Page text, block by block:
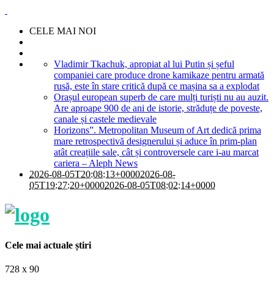
CELE MAI NOI
Vladimir Tkachuk, apropiat al lui Putin și șeful
companiei care produce drone kamikaze pentru armată
rusă, este în stare critică după ce mașina sa a explodat
Orașul european superb de care mulți turiști nu au auzit.
Are aproape 900 de ani de istorie, străduțe de poveste,
canale și castele medievale
Horizons”. Metropolitan Museum of Art dedică prima
mare retrospectivă designerului și aduce în prim-plan
atât creațiile sale, cât și controversele care i-au marcat
cariera – Aleph News
2026-08-05T20:08:13+00002026-08-
05T19:27:20+00002026-08-05T08:02:14+0000
Cele mai actuale știri
728 x 90